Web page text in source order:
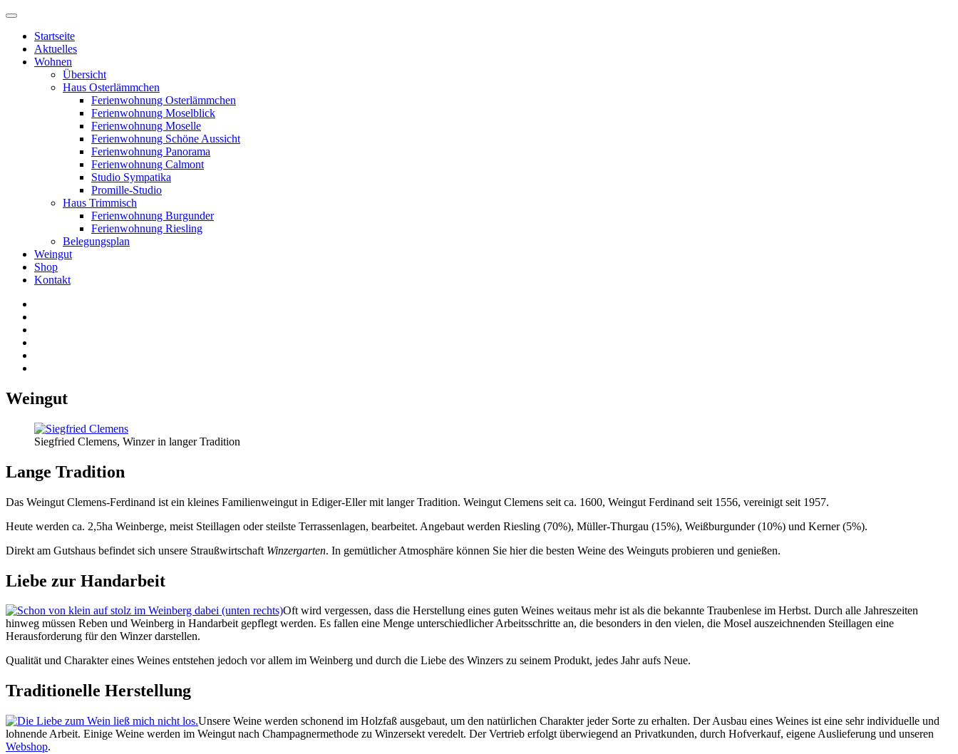
Startseite
Aktuelles
Wohnen
Übersicht
Haus Osterlämmchen
Ferienwohnung Osterlämmchen
Ferienwohnung Moselblick
Ferienwohnung Moselle
Ferienwohnung Schöne Aussicht
Ferienwohnung Panorama
Ferienwohnung Calmont
Studio Sympatika
Promille-Studio
Haus Trimmisch
Ferienwohnung Burgunder
Ferienwohnung Riesling
Belegungsplan
Weingut
Shop
Kontakt
Weingut
Siegfried Clemens, Winzer in langer Tradition
Lange Tradition
Das Weingut Clemens-Ferdinand ist ein kleines Familienweingut in Ediger-Eller mit langer Tradition. Weingut Clemens seit ca. 1600, Weingut Ferdinand seit 1556, vereinigt seit 1957.
Heute werden ca. 2,5ha Weinberge, meist Steillagen oder steilste Terrassenlagen, bearbeitet. Angebaut werden Riesling (70%), Müller-Thurgau (15%), Weißburgunder (10%) und Kerner (5%).
Direkt am Gutshaus befindet sich unsere Straußwirtschaft Winzergarten. In gemütlicher Atmosphäre können Sie hier die besten Weine des Weinguts probieren und genießen.
Liebe zur Handarbeit
Oft wird vergessen, dass die Herstellung eines guten Weines weitaus mehr ist als die bekannte Traubenlese im Herbst. Durch alle Jahreszeiten
hinweg müssen Reben und Weinberg in Handarbeit gepflegt werden. Es fallen eine Menge unterschiedlicher Arbeitsschritte an, die besonders in den vielen, die Mosel auszeichnenden Steillagen eine
Herausforderung für den Winzer darstellen.
Qualität und Charakter eines Weines entstehen jedoch vor allem im Weinberg und durch die Liebe des Winzers zu seinem Produkt, jedes Jahr aufs Neue.
Traditionelle Herstellung
Unsere Weine werden schonend im Holzfaß ausgebaut, um den natürlichen Charakter jeder Sorte zu erhalten. Der Ausbau eines Weines ist eine sehr individuelle und
lohnende Arbeit. Einige Weine werden im Weingut nach Champagnermethode zu Winzersekt veredelt. Der Vertrieb erfolgt überwiegend an Privatkunden, durch Hofverkauf, eigene Auslieferung und unseren
Webshop.